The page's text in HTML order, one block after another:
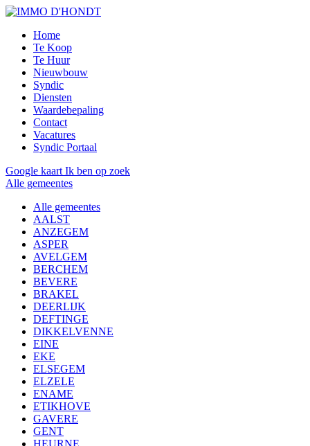
Home
Te Koop
Te Huur
Nieuwbouw
Syndic
Diensten
Waardebepaling
Contact
Vacatures
Syndic Portaal
Google kaart Ik ben op zoek
Alle gemeentes
Alle gemeentes
AALST
ANZEGEM
ASPER
AVELGEM
BERCHEM
BEVERE
BRAKEL
DEERLIJK
DEFTINGE
DIKKELVENNE
EINE
EKE
ELSEGEM
ELZELE
ENAME
ETIKHOVE
GAVERE
GENT
HEURNE